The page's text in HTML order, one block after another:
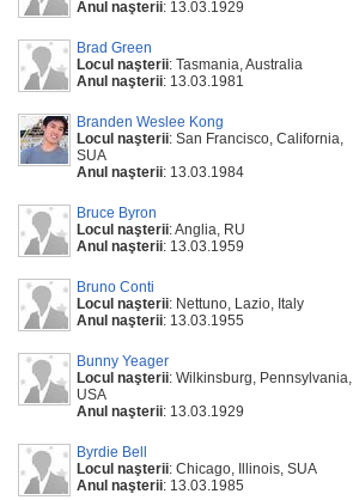
Anul naşterii: 13.03.1929
Brad Green
Locul naşterii: Tasmania, Australia
Anul naşterii: 13.03.1981
Branden Weslee Kong
Locul naşterii: San Francisco, California,
SUA
Anul naşterii: 13.03.1984
Bruce Byron
Locul naşterii: Anglia, RU
Anul naşterii: 13.03.1959
Bruno Conti
Locul naşterii: Nettuno, Lazio, Italy
Anul naşterii: 13.03.1955
Bunny Yeager
Locul naşterii: Wilkinsburg, Pennsylvania,
USA
Anul naşterii: 13.03.1929
Byrdie Bell
Locul naşterii: Chicago, Illinois, SUA
Anul naşterii: 13.03.1985